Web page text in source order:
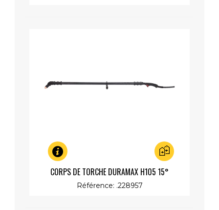
CORPS DE TORCHE DURAMAX H105 15°
Référence: .228957